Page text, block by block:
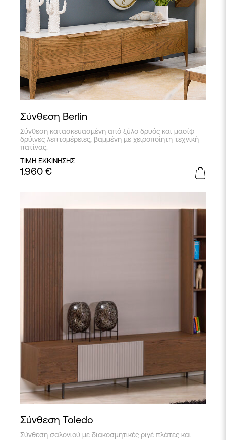
Σύνθεση Berlin
Σύνθεση κατασκευασμένη από ξύλο δρυός και μασίφ
δρύινες λεπτομέρειες, βαμμένη με χειροποίητη τεχνική
πατίνας.
ΤΙΜΗ ΕΚΚΙΝΗΣΗΣ
1.960 €
Σύνθεση Toledo
Σύνθεση σαλονιού με διακοσμητικές ριγέ πλάτες και